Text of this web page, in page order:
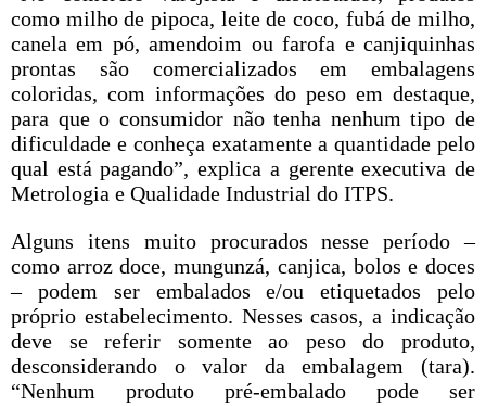
como milho de pipoca, leite de coco, fubá de milho,
canela em pó, amendoim ou farofa e canjiquinhas
prontas são comercializados em embalagens
coloridas, com informações do peso em destaque,
para que o consumidor não tenha nenhum tipo de
dificuldade e conheça exatamente a quantidade pelo
qual está pagando”, explica a gerente executiva de
Metrologia e Qualidade Industrial do ITPS.
Alguns itens muito procurados nesse período –
como arroz doce, mungunzá, canjica, bolos e doces
– podem ser embalados e/ou etiquetados pelo
próprio estabelecimento. Nesses casos, a indicação
deve se referir somente ao peso do produto,
desconsiderando o valor da embalagem (tara).
“Nenhum produto pré-embalado pode ser